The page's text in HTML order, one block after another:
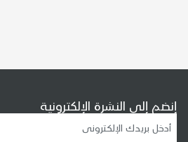
إنضم إلى النشرة الإلكترونية